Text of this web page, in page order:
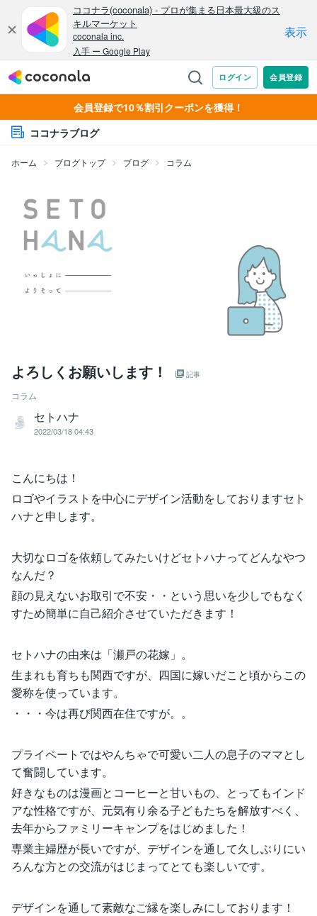
会員登録で10％割引クーポンを獲得！
ココナラブログ
ホーム ブログトップ ブログ コラム
よろしくお願いします！ 記事
コラム
セトハナ
2022/03/18 04:43
こんにちは！
ロゴやイラストを中心にデザイン活動をしておりますセト
ハナと申します。
大切なロゴを依頼してみたいけどセトハナってどんなやつ
なんだ？
顔の見えないお取引で不安・・という思いを少しでもなく
すため簡単に自己紹介させていただきます！
セトハナの由来は「瀬戸の花嫁」。
生まれも育ちも関西ですが、四国に嫁いだこと頃からこの
愛称を使っています。
・・・今は再び関西在住ですが。。
プライペートではやんちゃで可愛い二人の息子のママとし
て奮闘しています。
好きなものは漫画とコーヒーと甘いもの、とってもインド
アな性格ですが、元気有り余る子どもたちを解放すべく、
去年からファミリーキャンプをはじめました！
専業主婦歴が長いですが、デザインを通して久しぶりにい
ろんな方との交流がはじまってとても楽しいです。
デザインを通して素敵なご縁を楽しみにしております！